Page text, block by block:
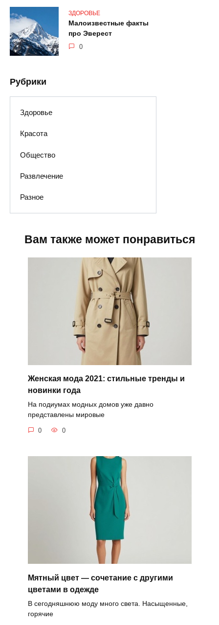
ЗДОРОВЬЕ
Малоизвестные факты
про Эверест
0
Рубрики
Здоровье
Красота
Общество
Развлечение
Разное
Вам также может понравиться
Женская мода 2021: стильные тренды и
новинки года
На подиумах модных домов уже давно
представлены мировые
0 0
Мятный цвет — сочетание с другими
цветами в одежде
В сегодняшнюю моду много света. Насыщенные,
горячие